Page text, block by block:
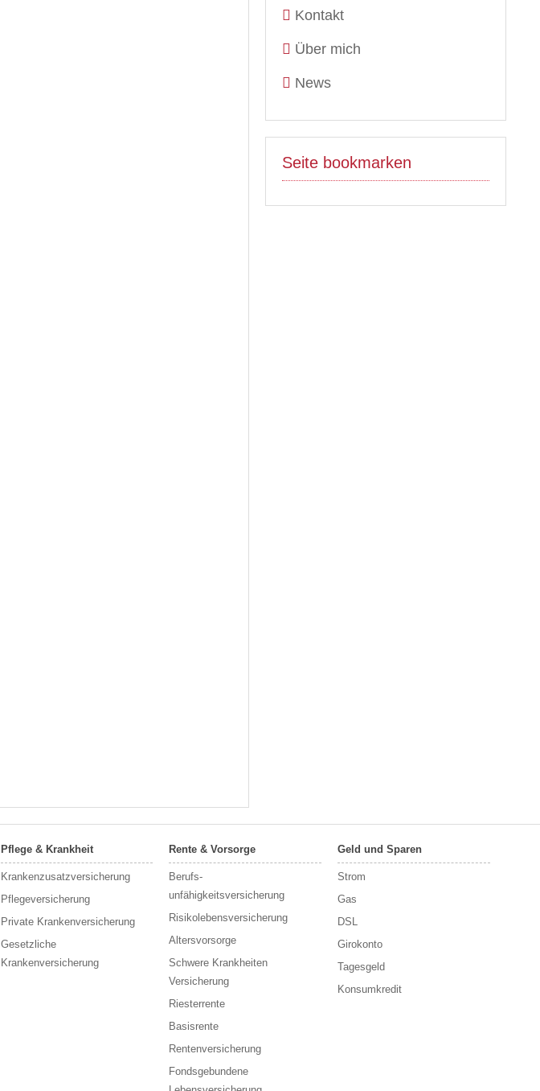
Kontakt
Über mich
News
Seite bookmarken
Pflege & Krankheit
Krankenzusatzversicherung
Pflegeversicherung
Private Krankenversicherung
Gesetzliche
Krankenversicherung
Rente & Vorsorge
Berufs­
unfähigkeitsversicherung
Risikolebensversicherung
Altersvorsorge
Schwere Krankheiten
Versicherung
Riesterrente
Basisrente
Rentenversicherung
Fondsgebundene
Geld und Sparen
Strom
Gas
DSL
Girokonto
Tagesgeld
Konsumkredit